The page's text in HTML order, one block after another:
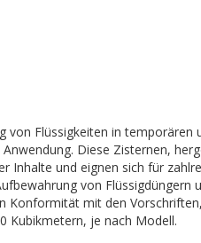
von Flüssigkeiten in
Diese Zisternen,
Inhalte und eignen sich für
von Flüssigdüngern
Konformität mit den
Kubikmetern, je nach Modell.